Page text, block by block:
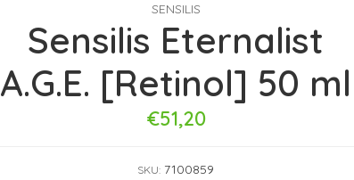
SENSILIS
Sensilis Eternalist
A.G.E. [Retinol] 50 ml
€51,20
SKU: 7100859